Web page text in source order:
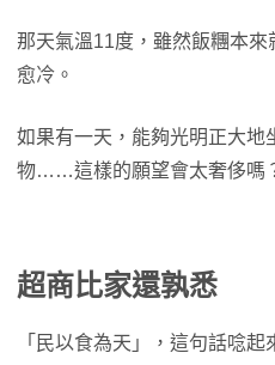
那天氣溫11度，雖然飯糰本
愈冷。
如果有一天，能夠光明正大地
物……這樣的願望會太奢侈嗎
超商比家還孰悉
「民以食為天」，這句話唸